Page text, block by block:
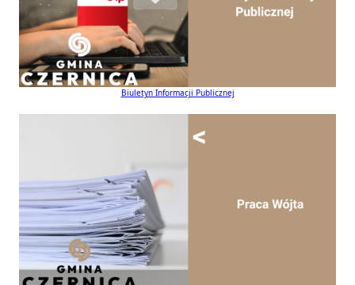
Biuletyn Informacji Publicznej